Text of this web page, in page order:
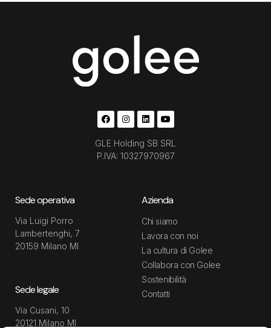
GLE Holding SB SRL
P.IVA: 10327970967
Sede operativa
Via Luigi Porro
Lambertenghi, 7
20159 Milano MI
Sede legale
Via Cusani, 10
20121 Milano MI
Azienda
Chi siamo
Lavora con noi
La cultura di Golee
Collabora con Golee
Sostenibilità
Contatti